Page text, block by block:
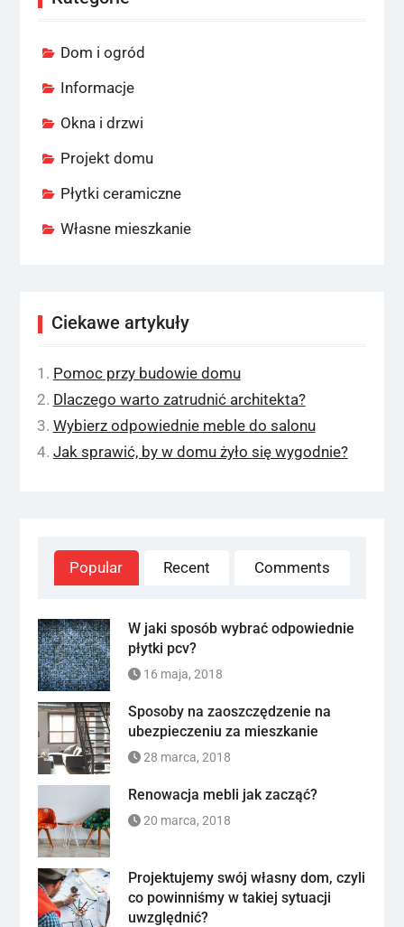
Dom i ogród
Informacje
Okna i drzwi
Projekt domu
Płytki ceramiczne
Własne mieszkanie
Ciekawe artykuły
Pomoc przy budowie domu
Dlaczego warto zatrudnić architekta?
Wybierz odpowiednie meble do salonu
Jak sprawić, by w domu żyło się wygodnie?
Popular Recent Comments
W jaki sposób wybrać odpowiednie
płytki pcv?
16 maja, 2018
Sposoby na zaoszczędzenie na
ubezpieczeniu za mieszkanie
28 marca, 2018
Renowacja mebli jak zacząć?
20 marca, 2018
Projektujemy swój własny dom, czyli
co powinniśmy w takiej sytuacji
uwzględnić?